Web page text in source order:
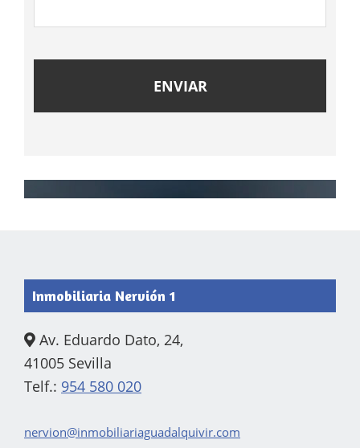
FooterInmobiliaria Nervión 1
Av. Eduardo Dato, 24,
41005 Sevilla
Telf.: 954 580 020
nervion@inmobiliariaguadalquivir.com